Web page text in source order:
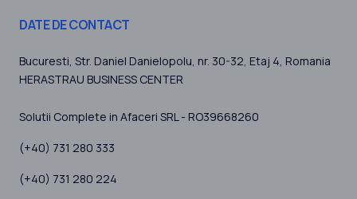
DATE DE CONTACT
Bucuresti, Str. Daniel Danielopolu, nr. 30-32, Etaj 4, Romania
HERASTRAU BUSINESS CENTER
Solutii Complete in Afaceri SRL - RO39668260
(+40) 731 280 333
(+40) 731 280 224